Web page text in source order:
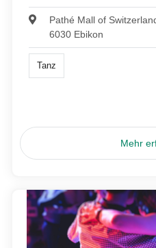
Pathé Mall of
6030 Ebikon
Tanz
Mehr